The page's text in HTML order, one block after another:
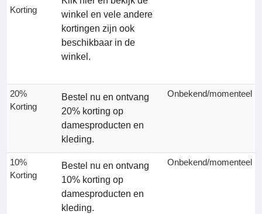
Korting
winkel en vele andere
kortingen zijn ook
beschikbaar in de
winkel.
20%
Korting
Bestel nu en ontvang
20% korting op
damesproducten en
kleding.
Onbekend/momenteel
10%
Korting
Bestel nu en ontvang
10% korting op
damesproducten en
kleding.
Onbekend/momenteel